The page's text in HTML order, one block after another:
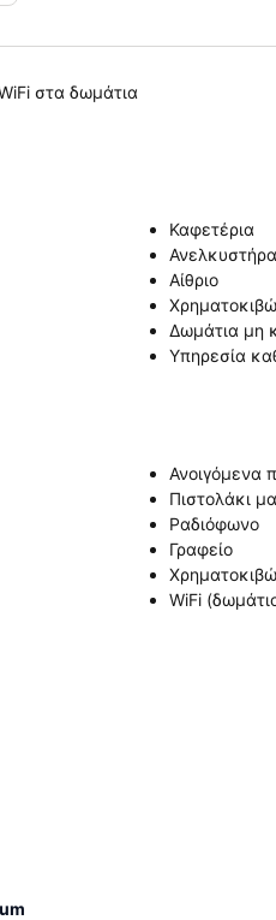
στα δωμάτια
Καφετέρια
Αίθριο
Δωμάτια μη
Υπηρεσία
Ανοιγόμενα
Πιστολάκι
Ραδιόφωνο
Γραφείο
WiFi